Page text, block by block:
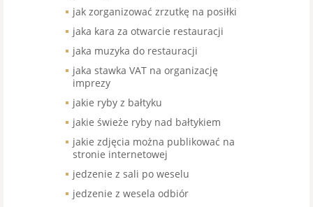
jak zorganizować zrzutkę na posiłki
jaka kara za otwarcie restauracji
jaka muzyka do restauracji
jaka stawka VAT na organizację
imprezy
jakie ryby z bałtyku
jakie świeże ryby nad bałtykiem
jakie zdjęcia można publikować na
stronie internetowej
jedzenie z sali po weselu
jedzenie z wesela odbiór